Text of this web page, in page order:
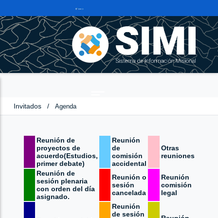
Invitados / Agenda
Reunión de
proyectos de
acuerdo(Estudios,
primer debate)
Reunión
de
comisión
accidental
Otras
reuniones
Reunión de
sesión plenaria
con orden del día
asignado.
Reunión o
sesión
cancelada
Reunión
comisión
legal
Reunión
de sesión